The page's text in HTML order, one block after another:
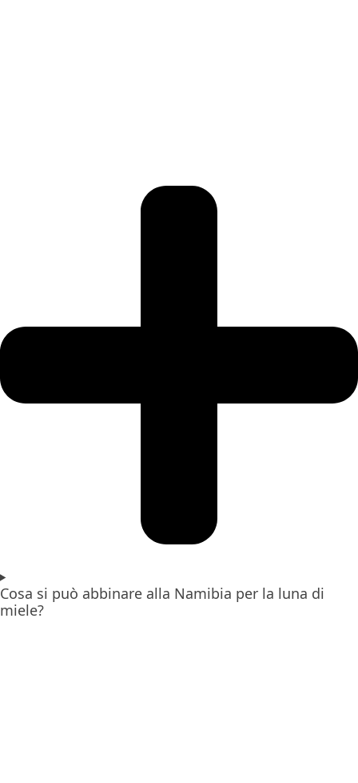
Cosa si può abbinare alla Namibia per la luna di
miele?